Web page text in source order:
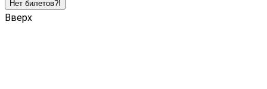
Нет билетов?!
Вверх